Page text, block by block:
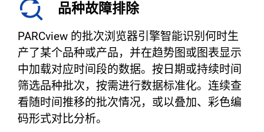
品种故障排除
PARCview 的批次浏览器引擎智能识别何时生
产了某个品种或产品，并在趋势图或图表显示
中加载对应时间段的数据。按日期或持续时间
筛选品种批次，按需进行数据标准化。连续查
看随时间推移的批次情况，或以叠加、彩色编
码形式对比分析。